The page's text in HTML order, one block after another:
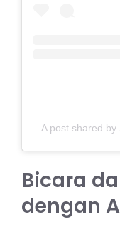
A post shared
Bicara
dengan